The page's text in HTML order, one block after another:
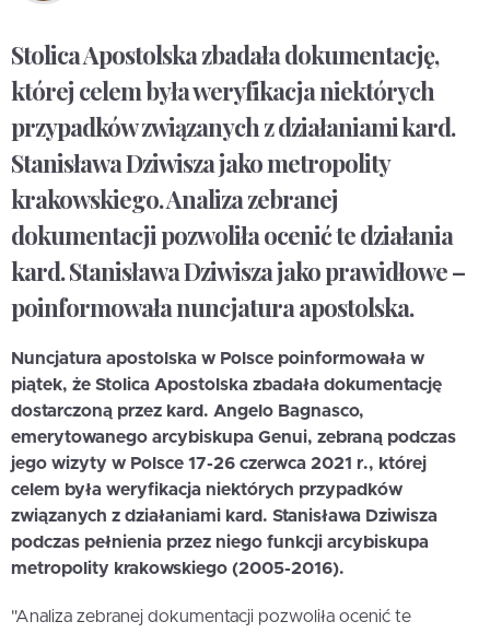
Stolica Apostolska zbadała dokumentację,
której celem była weryfikacja niektórych
przypadków związanych z działaniami kard.
Stanisława Dziwisza jako metropolity
krakowskiego. Analiza zebranej
dokumentacji pozwoliła ocenić te działania
kard. Stanisława Dziwisza jako prawidłowe –
poinformowała nuncjatura apostolska.
Nuncjatura apostolska w Polsce poinformowała w
piątek, że Stolica Apostolska zbadała dokumentację
dostarczoną przez kard. Angelo Bagnasco,
emerytowanego arcybiskupa Genui, zebraną podczas
jego wizyty w Polsce 17-26 czerwca 2021 r., której
celem była weryfikacja niektórych przypadków
związanych z działaniami kard. Stanisława Dziwisza
podczas pełnienia przez niego funkcji arcybiskupa
metropolity krakowskiego (2005-2016).
"Analiza zebranej dokumentacji pozwoliła ocenić te